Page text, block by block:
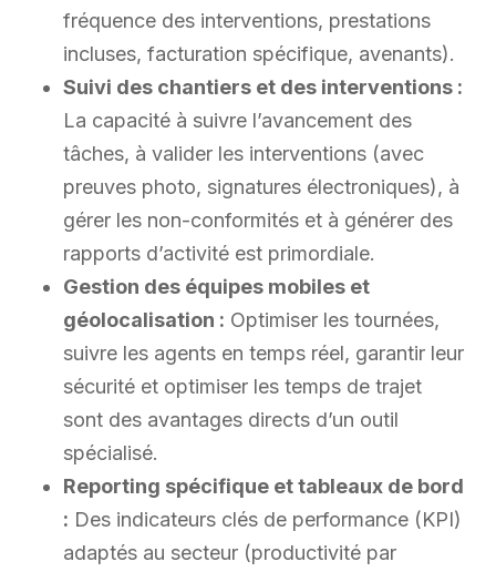
fréquence des interventions, prestations
incluses, facturation spécifique, avenants).
Suivi des chantiers et des interventions :
La capacité à suivre l’avancement des
tâches, à valider les interventions (avec
preuves photo, signatures électroniques), à
gérer les non-conformités et à générer des
rapports d’activité est primordiale.
Gestion des équipes mobiles et
géolocalisation : Optimiser les tournées,
suivre les agents en temps réel, garantir leur
sécurité et optimiser les temps de trajet
sont des avantages directs d’un outil
spécialisé.
Reporting spécifique et tableaux de bord
: Des indicateurs clés de performance (KPI)
adaptés au secteur (productivité par